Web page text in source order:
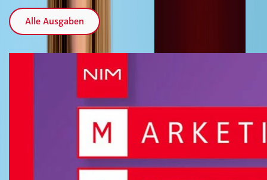
Alle Ausgaben